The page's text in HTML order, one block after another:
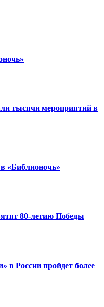
тысячи мероприятий в
«Библионочь»
80-летию Победы
в России пройдет более